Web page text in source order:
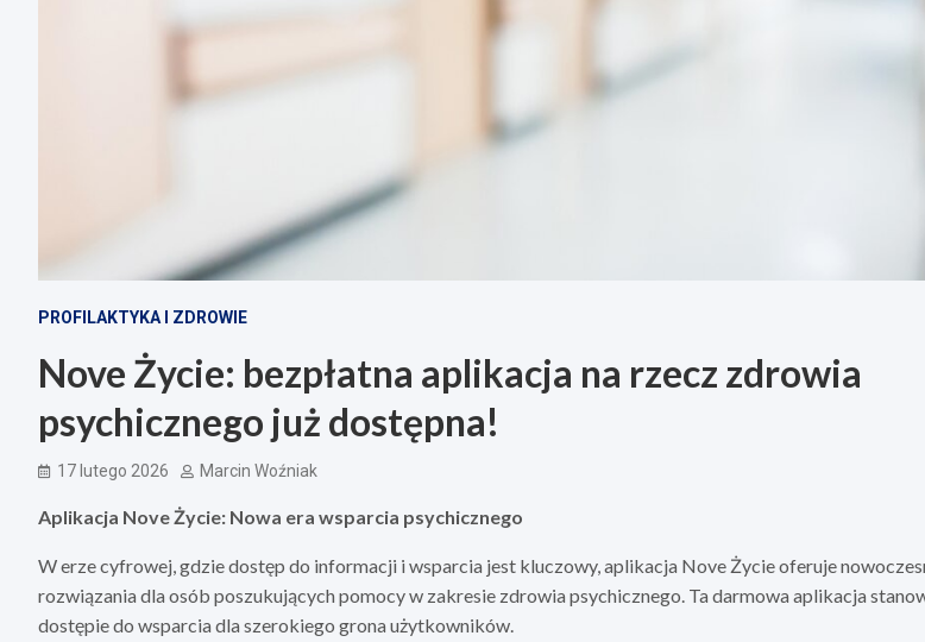
PROFILAKTYKA I ZDROWIE
Nove Życie: bezpłatna aplikacja na rzecz zdrowia
psychicznego już dostępna!
17 lutego 2026 Marcin Woźniak
Aplikacja Nove Życie: Nowa era wsparcia psychicznego
W erze cyfrowej, gdzie dostęp do informacji i wsparcia jest kluczowy, aplikacja Nove Życie oferuje
rozwiązania dla osób poszukujących pomocy w zakresie zdrowia psychicznego. Ta darmowa aplikacja
dostępie do wsparcia dla szerokiego grona użytkowników.